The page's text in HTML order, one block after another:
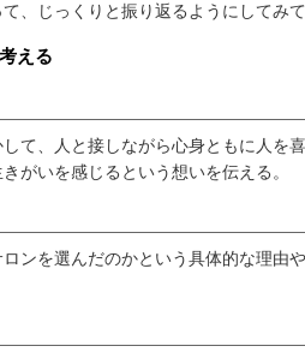
、じっくりと振り返るようにしてみて
える
て、人と接しながら心身ともに人を
がいを感じるという想いを伝える。
ンを選んだのかという具体的な理由